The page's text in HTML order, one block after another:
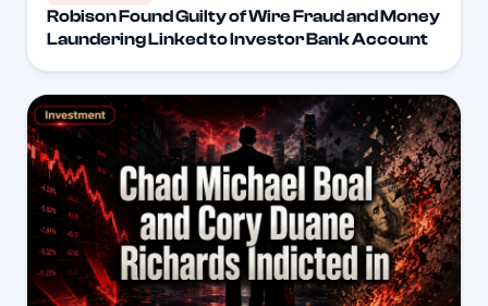
Robison Found Guilty of Wire Fraud and Money
Laundering Linked to Investor Bank Account